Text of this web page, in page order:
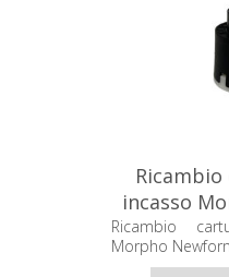
incasso
Ricambio
Morpho